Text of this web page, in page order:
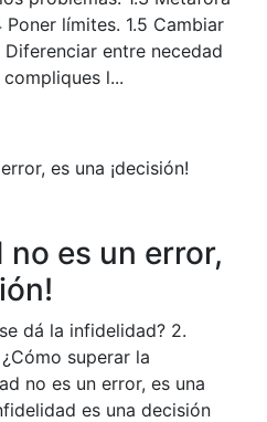
límites. 1.5 Cambiar
entre necedad
l...
es un error,
dá la infidelidad? 2.
superar la
no es un error, es una
es una decisión